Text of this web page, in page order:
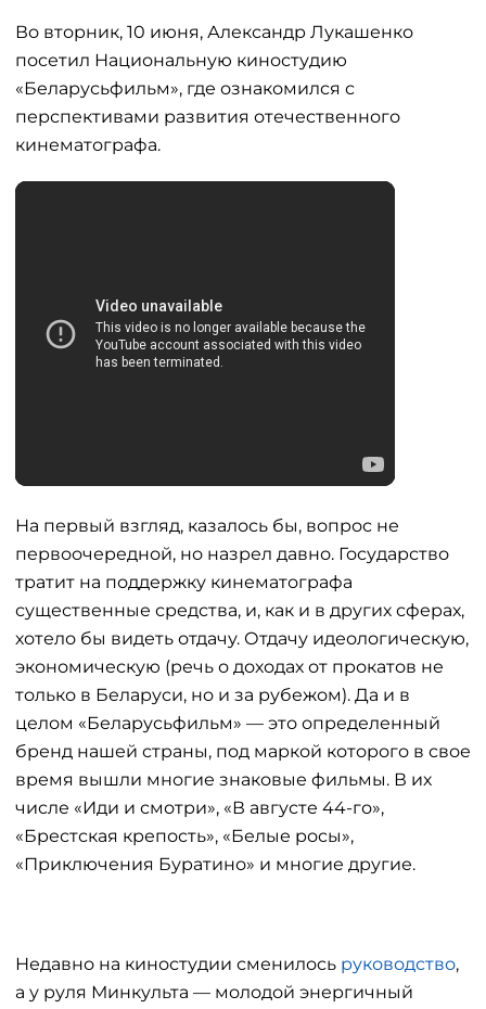
Во вторник, 10 июня, Александр Лукашенко
посетил Национальную киностудию
«Беларусьфильм», где ознакомился с
перспективами развития отечественного
кинематографа.
На первый взгляд, казалось бы, вопрос не
первоочередной, но назрел давно. Государство
тратит на поддержку кинематографа
существенные средства, и, как и в других сферах,
хотело бы видеть отдачу. Отдачу идеологическую,
экономическую (речь о доходах от прокатов не
только в Беларуси, но и за рубежом). Да и в
целом «Беларусьфильм» — это определенный
бренд нашей страны, под маркой которого в свое
время вышли многие знаковые фильмы. В их
числе «Иди и смотри», «В августе 44-го»,
«Брестская крепость», «Белые росы»,
«Приключения Буратино» и многие другие.
Недавно на киностудии сменилось руководство,
а у руля Минкульта — молодой энергичный